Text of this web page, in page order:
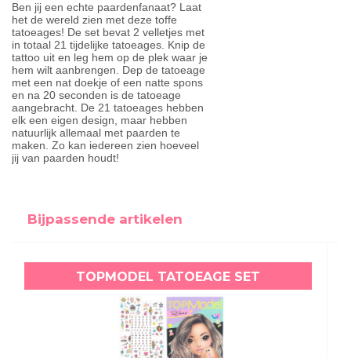
Ben jij een echte paardenfanaat? Laat
het de wereld zien met deze toffe
tatoeages! De set bevat 2 velletjes met
in totaal 21 tijdelijke tatoeages. Knip de
tattoo uit en leg hem op de plek waar je
hem wilt aanbrengen. Dep de tatoeage
met een nat doekje of een natte spons
en na 20 seconden is de tatoeage
aangebracht. De 21 tatoeages hebben
elk een eigen design, maar hebben
natuurlijk allemaal met paarden te
maken. Zo kan iedereen zien hoeveel
jij van paarden houdt!
Bijpassende artikelen
TOPMODEL TATOEAGE SET